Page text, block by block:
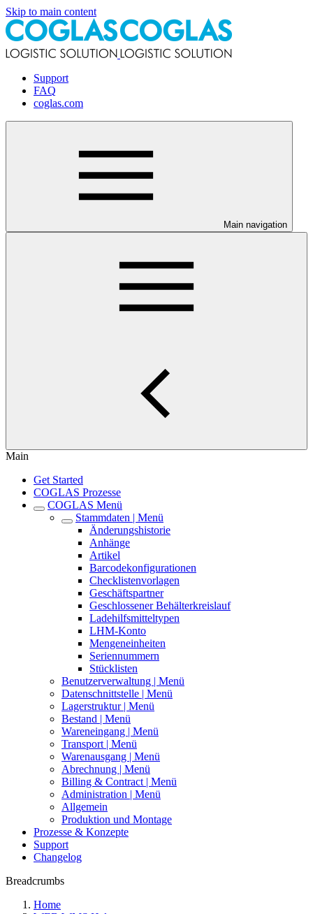
Skip to main content
Support
FAQ
coglas.com
Main navigation
Main
Get Started
COGLAS Prozesse
COGLAS Menü
Stammdaten | Menü
Änderungshistorie
Anhänge
Artikel
Barcodekonfigurationen
Checklistenvorlagen
Geschäftspartner
Geschlossener Behälterkreislauf
Ladehilfsmitteltypen
LHM-Konto
Mengeneinheiten
Seriennummern
Stücklisten
Benutzerverwaltung | Menü
Datenschnittstelle | Menü
Lagerstruktur | Menü
Bestand | Menü
Wareneingang | Menü
Transport | Menü
Warenausgang | Menü
Abrechnung | Menü
Billing & Contract | Menü
Administration | Menü
Allgemein
Produktion und Montage
Prozesse & Konzepte
Support
Changelog
Breadcrumbs
Home